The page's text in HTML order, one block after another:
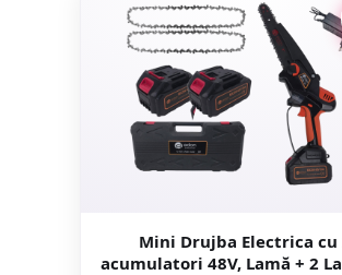
Mini Drujba Electrica cu
acumulatori 48V, Lamă + 2